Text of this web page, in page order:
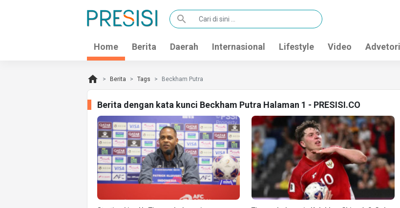
search
Home Berita Daerah Internasional Lifestyle Video
home Berita Tags Beckham Putra
Berita dengan kata kunci Beckham Putra Halaman 1 - PRESISI.CO